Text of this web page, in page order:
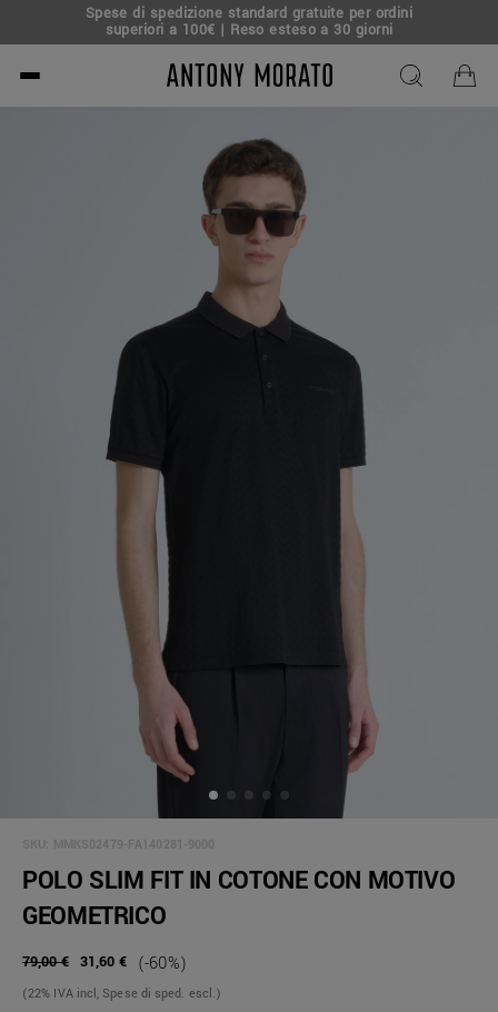
Spese di spedizione standard gratuite per ordini
superiori a 100€ | Reso esteso a 30 giorni
Antony Morato - Official
SKU: MMKS02479-FA140281-9000
POLO SLIM FIT IN COTONE CON MOTIVO
GEOMETRICO
79,00 € 31,60 € (-60%)
(22% IVA incl, Spese di sped. escl.)